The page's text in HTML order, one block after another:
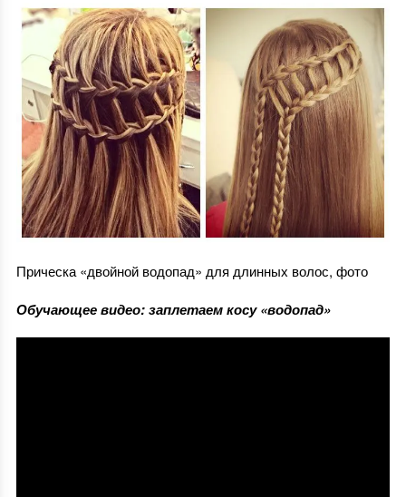
Прическа «двойной водопад» для длинных волос, фото
Обучающее видео: заплетаем косу «водопад»